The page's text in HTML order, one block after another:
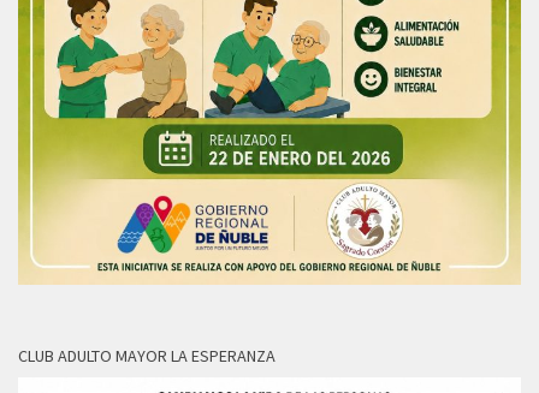
CLUB ADULTO MAYOR LA ESPERANZA